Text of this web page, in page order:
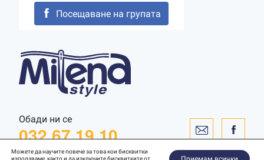
Обади ни се
032 67 19 10
Посещаване на групата
Можете да научите повече за това кои бисквитки
използваме, както и да изключите бисквитките от